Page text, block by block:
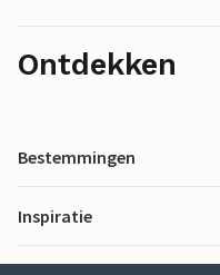
Ontdekken
Bestemmingen
Inspiratie